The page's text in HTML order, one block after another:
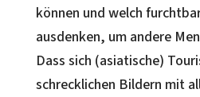
können und welch
ausdenken, um andere
Dass sich (asiatische)
schrecklichen Bildern mit